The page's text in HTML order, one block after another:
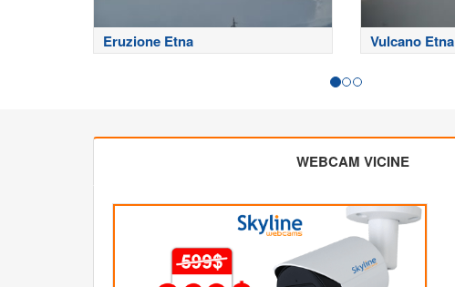
Eruzione Etna Vulcano Etna
WEBCAM VICINE